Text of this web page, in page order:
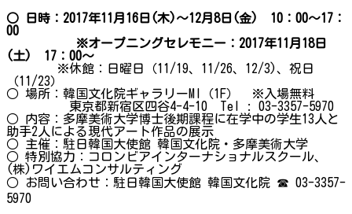
○ 日時：2017年11月16日(木)～12月8日(金) 10：00～17：
00
※オープニングセレモニー：2017年11月18日
(土) 17：00～
※休館：日曜日（11/19、11/26、12/3)、祝日
（11/23）
○ 場所：韓国文化院ギャラリーMI（1F） ※入場無料
東京都新宿区四谷4-4-10 Tel : 03-3357-5970
○ 内容：多摩美術大学博士後期課程に在学中の学生13人と
助手2人による現代アート作品の展示
○ 主催：駐日韓国大使館 韓国文化院・多摩美術大学
○ 特別協力：コロンビアインターナショナルスクール、
(株)ワイエムコンサルティング
○ お問い合わせ：駐日韓国大使館 韓国文化院 ☎ 03-3357-
5970